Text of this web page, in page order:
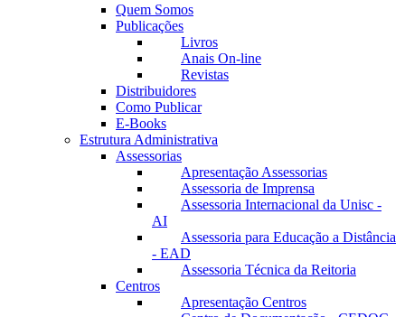
Quem Somos
Publicações
Livros
Anais On-line
Revistas
Distribuidores
Como Publicar
E-Books
Estrutura Administrativa
Assessorias
Apresentação Assessorias
Assessoria de Imprensa
Assessoria Internacional da Unisc -
AI
Assessoria para Educação a Distância
- EAD
Assessoria Técnica da Reitoria
Centros
Apresentação Centros